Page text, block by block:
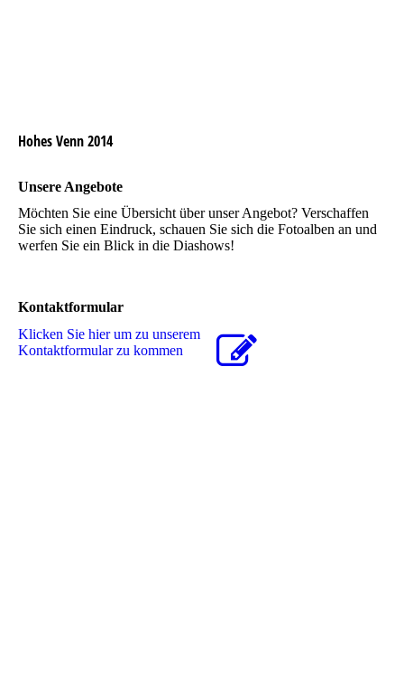
Hohes Venn 2014
Unsere Angebote
Möchten Sie eine Übersicht über unser Angebot? Verschaffen
Sie sich einen Eindruck, schauen Sie sich die Fotoalben an und
werfen Sie ein Blick in die Diashows!
Kontaktformular
Klicken Sie hier um zu unserem
Kon­takt­for­mu­lar zu kommen